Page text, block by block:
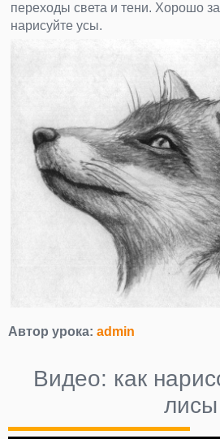
переходы света и тени. Хорошо
нарисуйте усы.
Автор урока: admin
Видео: как
лисы